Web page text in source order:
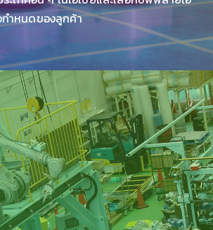
ำหนดของลูกค้า